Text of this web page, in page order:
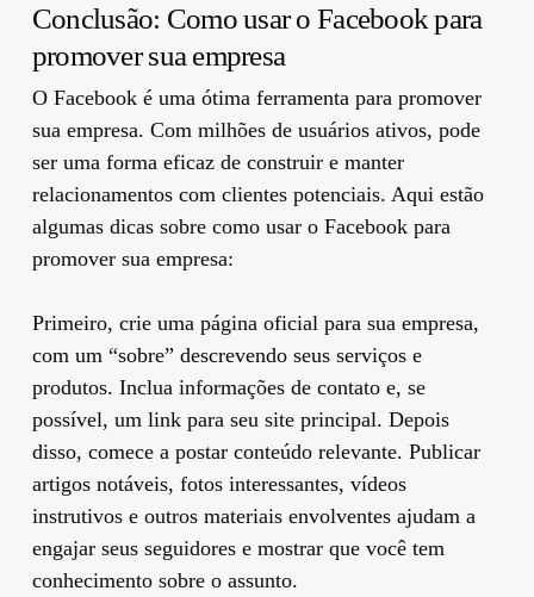
Conclusão: Como usar o Facebook para
promover sua empresa
O Facebook é uma ótima ferramenta para promover
sua empresa. Com milhões de usuários ativos, pode
ser uma forma eficaz de construir e manter
relacionamentos com clientes potenciais. Aqui estão
algumas dicas sobre como usar o Facebook para
promover sua empresa:
Primeiro, crie uma página oficial para sua empresa,
com um “sobre” descrevendo seus serviços e
produtos. Inclua informações de contato e, se
possível, um link para seu site principal. Depois
disso, comece a postar conteúdo relevante. Publicar
artigos notáveis, fotos interessantes, vídeos
instrutivos e outros materiais envolventes ajudam a
engajar seus seguidores e mostrar que você tem
conhecimento sobre o assunto.